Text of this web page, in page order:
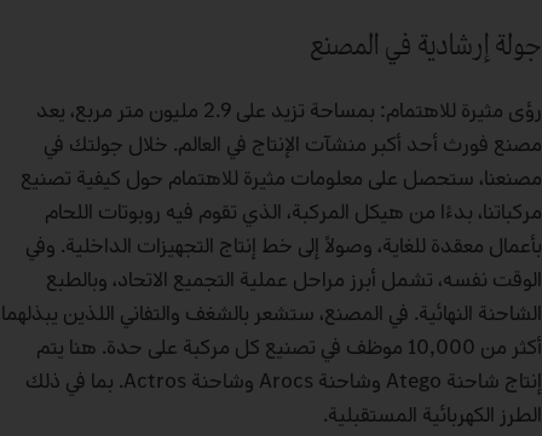
جولة إرشادية في المصنع
رؤى مثيرة للاهتمام: بمساحة تزيد على 2.9 مليون متر مربع، يعد
مصنع فورث أحد أكبر منشآت الإنتاج في العالم. خلال جولتك في
مصنعنا، ستحصل على معلومات مثيرة للاهتمام حول كيفية تصنيع
مركباتنا، بدءًا من هيكل المركبة، الذي تقوم فيه روبوتات اللحام
بأعمال معقدة للغاية، وصولًا إلى خط إنتاج التجهيزات الداخلية. وفي
الوقت نفسه، تشمل أبرز مراحل عملية التجميع الاتحاد، وبالطبع
الشاحنة النهائية. في المصنع، ستشعر بالشغف والتفاني اللذين يبذلهما
أكثر من 10,000 موظف في تصنيع كل مركبة على حدة. هنا يتم
إنتاج شاحنة Atego وشاحنة Arocs وشاحنة Actros. بما في ذلك
الطرز الكهربائية المستقبلية.